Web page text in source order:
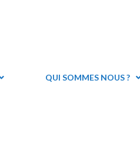
QUI SOMMES NOUS ?